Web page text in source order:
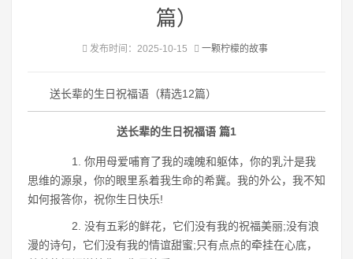
篇）
发布时间：2025-10-15 一颗柠檬的故事
送长辈的生日祝福语（精选12篇）
送长辈的生日祝福语 篇1
1. 你用母爱哺育了我的魂魄和躯体，你的乳汁是我
思维的源泉，你的眼里系着我生命的希冀。我的外公，我不知
如何报答你，祝你生日快乐!
2. 没有五彩的鲜花，它们没有我的祝福美丽;没有浪
漫的诗句，它们没有我的情谊甜蜜;只有点点的牵挂在心底，